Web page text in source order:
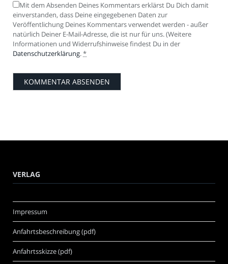
Mit dem Absenden Deines Kommentars erklärst Du Dich damit
einverstanden, dass Deine eingegebenen Daten zur
Veröffentlichung Deines Kommentars verwendet werden - außer
natürlich Deiner E-Mail-Adresse, die ist nur für uns. (Weitere
Informationen und Widerrufshinweise findest Du in der
Datenschutzerklärung.*
VERLAG
Impressum
Anfahrtsbeschreibung (pdf)
Anfahrtsskizze (pdf)